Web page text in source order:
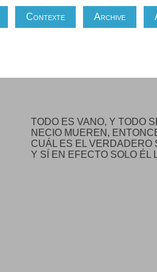
Contexte Archive
TODO ES VANO, Y TODO
NECIO MUEREN,
CUÁL ES EL VERDADERO
Y SÍ EN EFECTO SOLO ÉL